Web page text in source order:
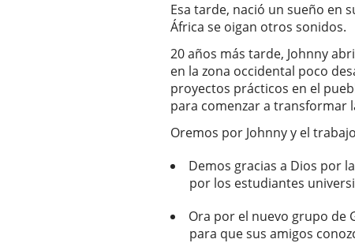
Esa tarde, nació un sueño en
África se oigan otros sonidos.
20 años más tarde, Johnny
en la zona occidental poco
proyectos prácticos en el
para comenzar a transformar
Oremos por Johnny y el
Demos gracias a Dios por
por los estudiantes
Ora por el nuevo grupo de
para que sus amigos